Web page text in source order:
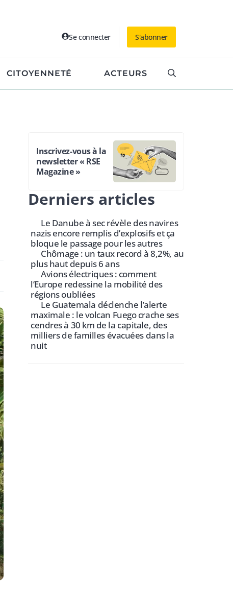
Se connecter S'abonner
CITOYENNETÉ ACTEURS
Inscrivez-vous à la
newsletter « RSE
Magazine »
Derniers articles
Le Danube à sec révèle des navires
nazis encore remplis d’explosifs et ça
bloque le passage pour les autres
Chômage : un taux record à 8,2%, au
plus haut depuis 6 ans
Avions électriques : comment
l’Europe redessine la mobilité des
régions oubliées
Le Guatemala déclenche l’alerte
maximale : le volcan Fuego crache ses
cendres à 30 km de la capitale, des
milliers de familles évacuées dans la
nuit